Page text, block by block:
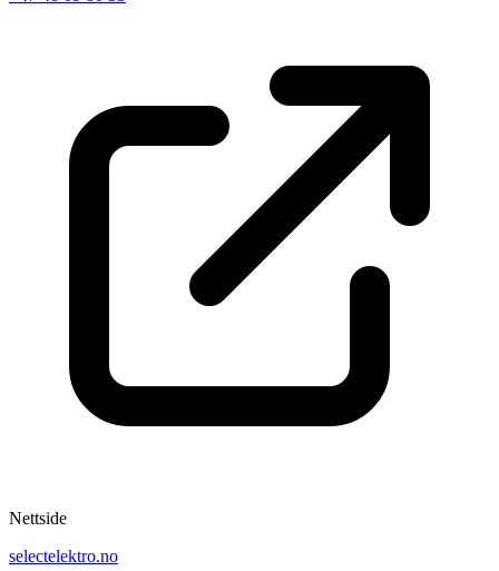
Nettside
selectelektro.no